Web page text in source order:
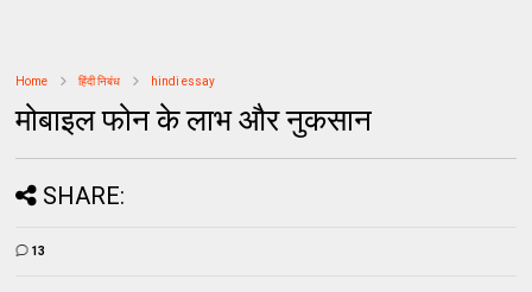
Home हिंदी निबंध hindi essay
मोबाइल फोन के लाभ और नुकसान
SHARE:
13